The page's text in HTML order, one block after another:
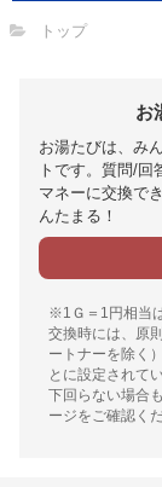
トップ
お
お湯たびは、み
トです。質問/
マネーに交換で
んたまる！
※1Ｇ＝1円相当
交換時には、原
ートナーを除く
とに設定されて
下回らない場合
ージをご確認く